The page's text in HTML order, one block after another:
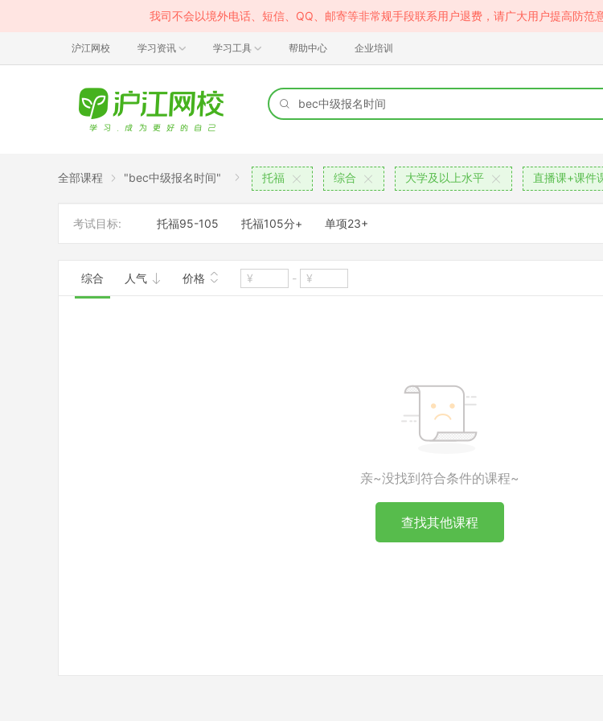
我司不会以境外电话、短信、QQ、邮寄等非常规手段联系用户退费，请广大用户提高防范
沪江网校 学习资讯 学习工具 帮助中心 企业培训
全部课程 "bec中级报名时间" 托福 综合 大学及以上水平 直播课+课件
考试目标: 托福95-105 托福105分+ 单项23+
综合 人气 价格 -
亲~没找到符合条件的课程~
查找其他课程